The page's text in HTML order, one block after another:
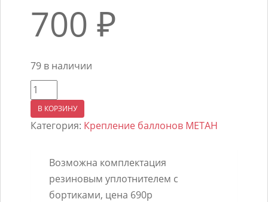
700 ₽
79 в наличии
Количество
товара
Хомут
цельный
баллон
В КОРЗИНУ
Категория: Крепление баллонов МЕТАН
Возможна комплектация
резиновым уплотнителем с
бортиками, цена 690р